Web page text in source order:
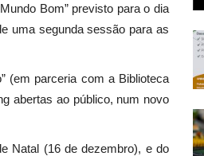
Bom” previsto para o dia
uma segunda sessão para as
(em parceria com a Biblioteca
abertas ao público, num novo
Natal (16 de dezembro), e do